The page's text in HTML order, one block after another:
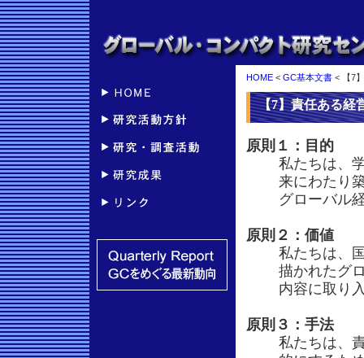
HOME < GC基本文書 < 【7
【7】責任ある経
原則１：目的
私たちは、
来にわたり
グローバル
原則２：価値
私たちは、
描かれたグ
内容に取り
原則３：手法
私たちは、